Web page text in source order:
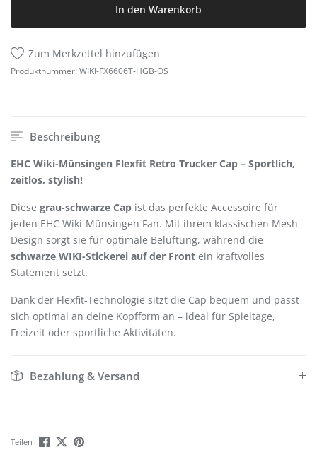
In den Warenkorb
Zum Merkzettel hinzufügen
Produktnummer: WIKI-FX6606T-HGB-OS
Beschreibung
EHC Wiki-Münsingen Flexfit Retro Trucker Cap – Sportlich,
zeitlos, stylish!
Diese grau-schwarze Cap ist das perfekte Accessoire für
jeden EHC Wiki-Münsingen Fan. Mit ihrem klassischen Mesh-
Design sorgt sie für optimale Belüftung, während die
schwarze WIKI-Stickerei auf der Front ein kraftvolles
Statement setzt.
Dank der Flexfit-Technologie sitzt die Cap bequem und passt
sich optimal an deine Kopfform an – ideal für Spieltage,
Freizeit oder sportliche Aktivitäten.
Bezahlung & Versand
Teilen